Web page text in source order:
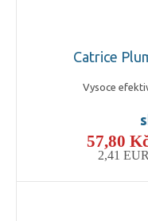
Catrice
Vysoce
57,80
2,41 EUR